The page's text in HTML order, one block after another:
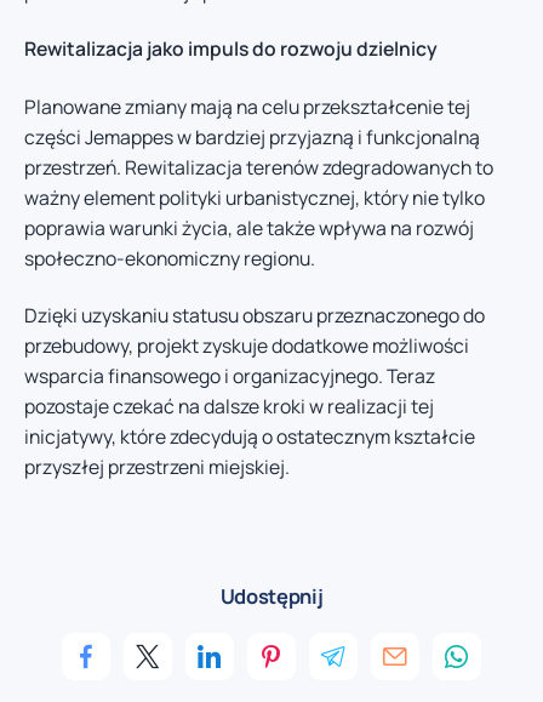
Rewitalizacja jako impuls do rozwoju dzielnicy
Planowane zmiany mają na celu przekształcenie tej
części Jemappes w bardziej przyjazną i funkcjonalną
przestrzeń. Rewitalizacja terenów zdegradowanych to
ważny element polityki urbanistycznej, który nie tylko
poprawia warunki życia, ale także wpływa na rozwój
społeczno-ekonomiczny regionu.
Dzięki uzyskaniu statusu obszaru przeznaczonego do
przebudowy, projekt zyskuje dodatkowe możliwości
wsparcia finansowego i organizacyjnego. Teraz
pozostaje czekać na dalsze kroki w realizacji tej
inicjatywy, które zdecydują o ostatecznym kształcie
przyszłej przestrzeni miejskiej.
Udostępnij